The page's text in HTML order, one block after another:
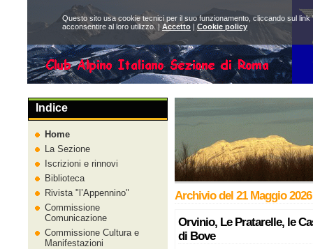
Archivio del 21 Maggio 2026
Orvinio, Le Pratarelle, le
di Bove
Indice
Home
La Sezione
Iscrizioni e rinnovi
Biblioteca
Rivista
l’Appennino
Commissione
Comunicazione
Commissione Cultura e
Manifestazioni
Questo sito usa cookie tecnici per il suo funzionamento, cliccando sul
acconsentire al loro utilizzo. |Accetto | Cookie policy